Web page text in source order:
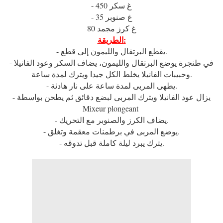
- 450 غ سكر
- 35 غ صنوبر
80 غ كرز مجمد
الطريقة:
- يقطع البرتقال والليمون إلى قطع.
- في طنجرة يوضع البرتقال والليمون، يضاف السكر وعود الفانيلا
وحبيبات الفانيلا يخلط الكل جيدا ويترك لمدة ساعة.
- يطهى المربى لمدة ساعة على نار هادئة.
- يزال عود الفانيلا ويترك المربى لبضع دقائق ثم يطحن بواسطة
Mixeur plongeant
- يضاف الكرز والصنوبر مع التحريك.
- يوضع المربى في برطمنات معقمة وتغلق.
- يترك يبرد ليلة كاملة قبل تدوقه.